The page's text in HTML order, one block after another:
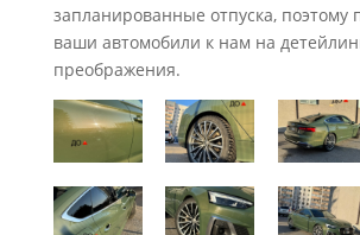
запланированные отпуска, поэтому
ваши автомобили к нам на
преображения.